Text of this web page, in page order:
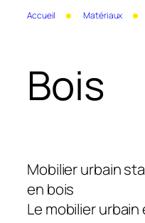
Accueil Matériaux
Bois
Mobilier urbain
en bois
Le mobilier